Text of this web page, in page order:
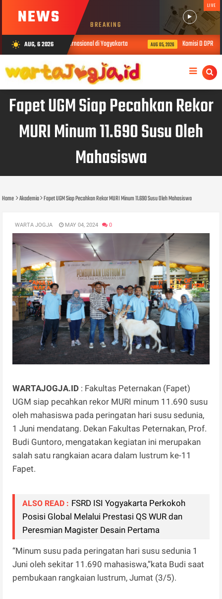
NEWS BREAKING
LIVE
wb_sunny AUG, 6 2026
Lewat Konferensi Internasional di Yogyakarta AUG 05, 2026 Komisi D DPRD DIY
Fapet UGM Siap Pecahkan Rekor
MURI Minum 11.690 Susu Oleh
Mahasiswa
Home Akademia Fapet UGM Siap Pecahkan Rekor MURI Minum 11.690 Susu Oleh Mahasiswa
WARTA JOGJA MAY 04, 2024 0
WARTAJOGJA.ID : Fakultas Peternakan (Fapet)
UGM siap pecahkan rekor MURI minum 11.690 susu
oleh mahasiswa pada peringatan hari susu sedunia,
1 Juni mendatang. Dekan Fakultas Peternakan, Prof.
Budi Guntoro, mengatakan kegiatan ini merupakan
salah satu rangkaian acara dalam lustrum ke-11
Fapet.
ALSO READ : FSRD ISI Yogyakarta Perkokoh
Posisi Global Melalui Prestasi QS WUR dan
Peresmian Magister Desain Pertama
“Minum susu pada peringatan hari susu sedunia 1
Juni oleh sekitar 11.690 mahasiswa,”kata Budi saat
pembukaan rangkaian lustrum, Jumat (3/5).